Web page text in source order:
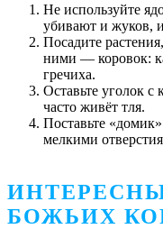
Не используйте
убивают и жуков,
Посадите
ними — коровок:
гречиха.
Оставьте уголок
часто живёт тля.
Поставьте
мелкими
БОЖЬИХ